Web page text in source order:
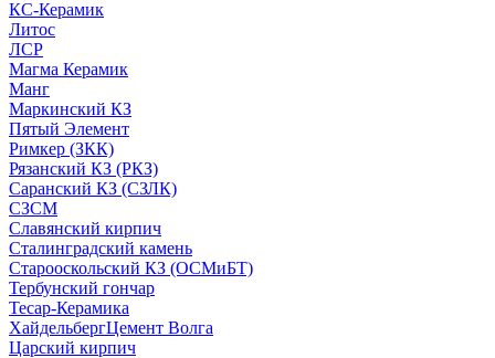
КС-Керамик
Литос
ЛСР
Магма Керамик
Манг
Маркинский КЗ
Пятый Элемент
Римкер (ЗКК)
Рязанский КЗ (РКЗ)
Саранский КЗ (СЗЛК)
СЗСМ
Славянский кирпич
Сталинградский камень
Старооскольский КЗ (ОСМиБТ)
Тербунский гончар
Тесар-Керамика
ХайдельбергЦемент Волга
Царский кирпич